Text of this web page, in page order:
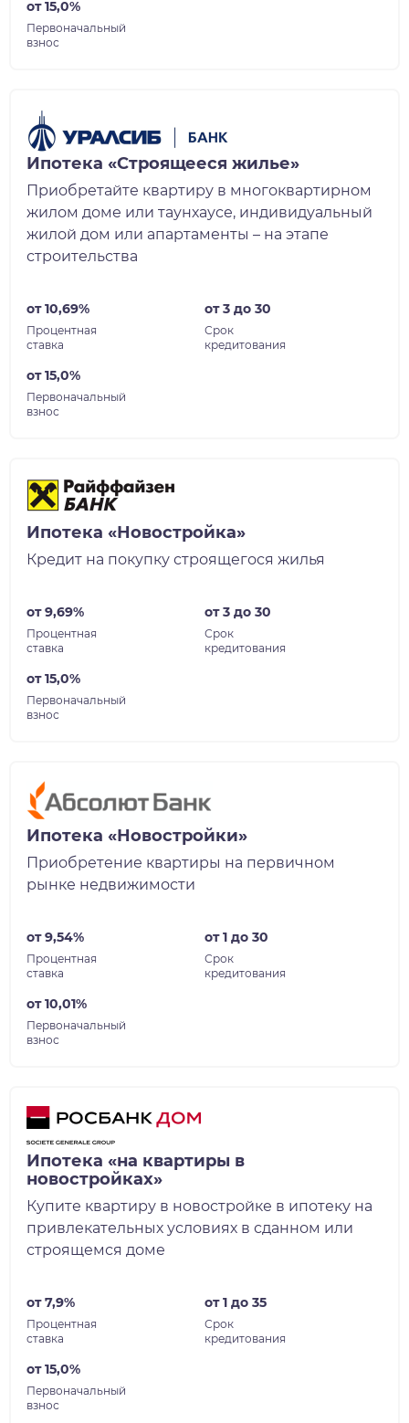
от 15,0%
Первоначальный
взнос
Ипотека «Строящееся жилье»
Приобретайте квартиру в многоквартирном
жилом доме или таунхаусе, индивидуальный
жилой дом или апартаменты – на этапе
строительства
от 10,69%
Процентная
ставка
от 3 до 30
Срок
кредитования
от 15,0%
Первоначальный
взнос
Ипотека «Новостройка»
Кредит на покупку строящегося жилья
от 9,69%
Процентная
ставка
от 3 до 30
Срок
кредитования
от 15,0%
Первоначальный
взнос
Ипотека «Новостройки»
Приобретение квартиры на первичном
рынке недвижимости
от 9,54%
Процентная
ставка
от 1 до 30
Срок
кредитования
от 10,01%
Первоначальный
взнос
Ипотека «на квартиры в
новостройках»
Купите квартиру в новостройке в ипотеку на
привлекательных условиях в сданном или
строящемся доме
от 7,9%
Процентная
ставка
от 1 до 35
Срок
кредитования
от 15,0%
Первоначальный
взнос